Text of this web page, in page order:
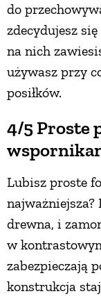
do
zdecydujesz
na nich
używasz przy
posiłków.
4/5 Proste
Lubisz proste
najważniejsza?
drewna, i
w
zabezpieczają
konstrukcja